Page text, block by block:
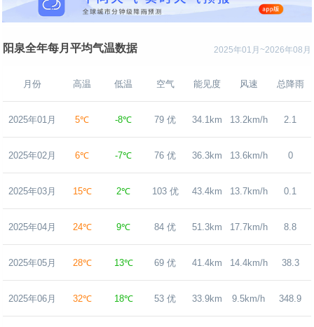
2025年01月~2026年08月
阳泉全年每月平均气温数据
月份 高温 低温 空气 能见度 风速 总降雨
2025年01月 5℃ -8℃ 79 优 34.1km 13.2km/h 2.1
2025年02月 6℃ -7℃ 76 优 36.3km 13.6km/h 0
2025年03月 15℃ 2℃ 103 优 43.4km 13.7km/h 0.1
2025年04月 24℃ 9℃ 84 优 51.3km 17.7km/h 8.8
2025年05月 28℃ 13℃ 69 优 41.4km 14.4km/h 38.3
2025年06月 32℃ 18℃ 53 优 33.9km 9.5km/h 348.9